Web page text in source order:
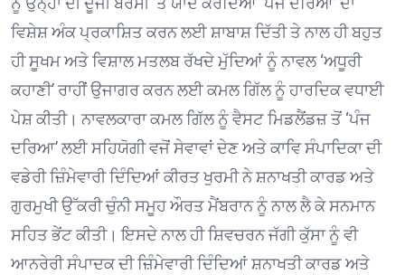
ਵਿਸ਼ੇਸ਼ ਅੰਕ ਪ੍ਰਕਾਸ਼ਿਤ ਕਰਨ ਲਈ ਸ਼ਾਬਾਸ਼ ਦਿੱਤੀ ਤੇ ਨਾਲ ਹੀ ਬਹੁਤ
ਹੀ ਸੂਖਮ ਅਤੇ ਵਿਸ਼ਾਲ ਮਤਲਬ ਰੱਖਦੇ ਮੁੱਦਿਆਂ ਨੂੰ ਨਾਵਲ ‘ਅਧੂਰੀ
ਕਹਾਣੀ’ ਰਾਹੀਂ ਉਜਾਗਰ ਕਰਨ ਲਈ ਕਮਲ ਗਿੱਲ ਨੂੰ ਹਾਰਦਿਕ ਵਧਾਈ
ਪੇਸ਼ ਕੀਤੀ। ਨਾਵਲਕਾਰਾ ਕਮਲ ਗਿੱਲ ਨੂੰ ਵੈਸਟ ਮਿਡਲੈਂਡਜ਼ ਤੋਂ ‘ਪੰਜ
ਦਰਿਆ’ ਲਈ ਸਹਿਯੋਗੀ ਵਜੋਂ ਸੇਵਾਵਾਂ ਦੇਣ ਅਤੇ ਕਾਵਿ ਸੰਪਾਦਿਕਾ ਦੀ
ਵਡੇਰੀ ਜ਼ਿੰਮੇਵਾਰੀ ਦਿੰਦਿਆਂ ਕੀਰਤ ਖੁਰਮੀ ਨੇ ਸ਼ਨਾਖਤੀ ਕਾਰਡ ਅਤੇ
ਗੁਰਮੁਖੀ ਉੱਕਰੀ ਚੁੰਨੀ ਸਮੂਹ ਔਰਤ ਮੈਂਬਰਾਨ ਨੂੰ ਨਾਲ ਲੈ ਕੇ ਸਨਮਾਨ
ਸਹਿਤ ਭੇਂਟ ਕੀਤੀ। ਇਸਦੇ ਨਾਲ ਹੀ ਸ਼ਿਵਚਰਨ ਜੱਗੀ ਕੁੱਸਾ ਨੂੰ ਵੀ
ਆਨਰੇਰੀ ਸੰਪਾਦਕ ਦੀ ਜ਼ਿੰਮੇਵਾਰੀ ਦਿੰਦਿਆਂ ਸ਼ਨਾਖਤੀ ਕਾਰਡ ਅਤੇ